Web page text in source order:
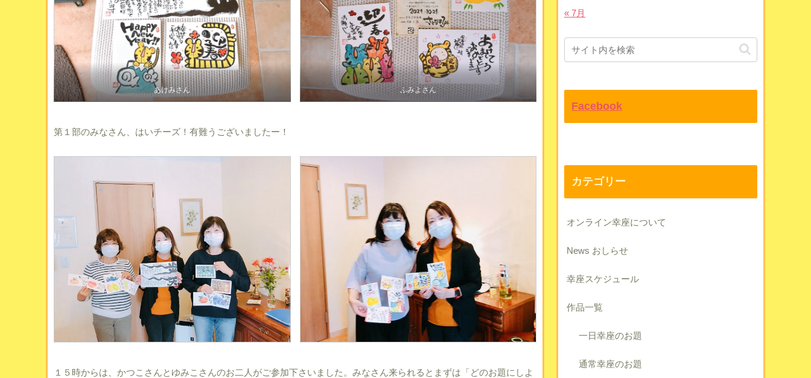
あけみさん ふみよさん
第１部のみなさん、はいチーズ！有難うございましたー！
１５時からは、かつこさんとゆみこさんのお二人がご参加下さいました。みなさん来られるとまずは「どのお題にしよ
« 7月
Facebook
カテゴリー
オンライン幸座について
News おしらせ
幸座スケジュール
作品一覧
一日幸座のお題
通常幸座のお題